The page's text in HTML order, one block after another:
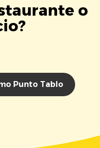
o
Punto Tablo